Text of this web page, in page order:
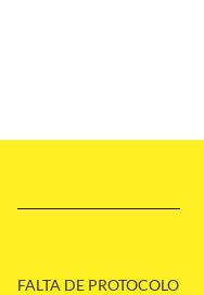
FALTA DE PROTOCOLO